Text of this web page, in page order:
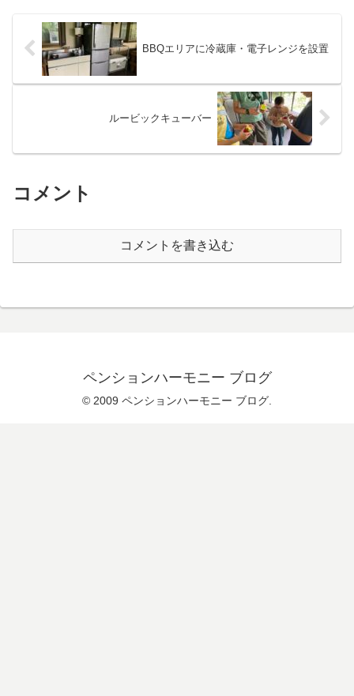
BBQエリアに冷蔵庫・電子レンジを設置
ルービックキューバー
コメント
コメントを書き込む
ペンションハーモニー ブログ
© 2009 ペンションハーモニー ブログ.